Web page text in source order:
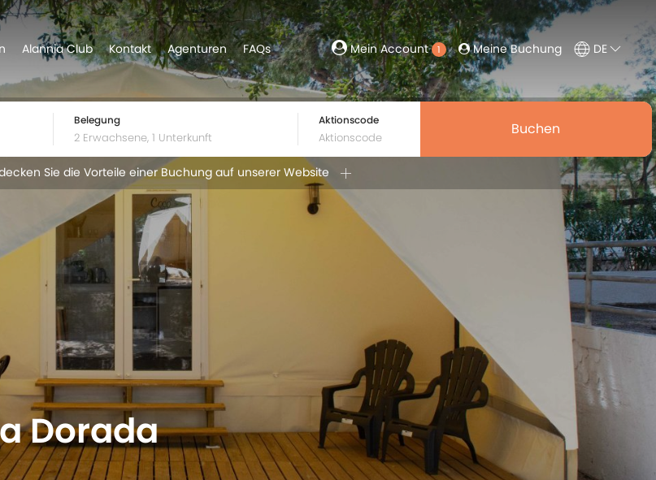
Dorada
Alannia Club Kontakt Agenturen FAQs Mein Account 1 Meine Buchung DE
Belegung Aktionscode Buchen
Sie die Vorteile einer Buchung auf unserer Website